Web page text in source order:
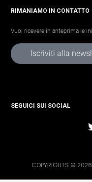
RIMANIAMO IN CONTATTO
Vuoi ricevere in anteprima le
Iscriviti alla
SEGUICI SUI SOCIAL
COPYRIGHTS ©